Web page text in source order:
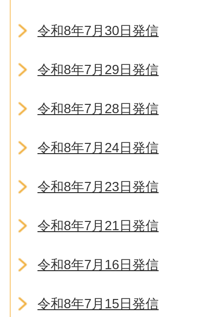
令和8年7月30日発信
令和8年7月29日発信
令和8年7月28日発信
令和8年7月24日発信
令和8年7月23日発信
令和8年7月21日発信
令和8年7月16日発信
令和8年7月15日発信